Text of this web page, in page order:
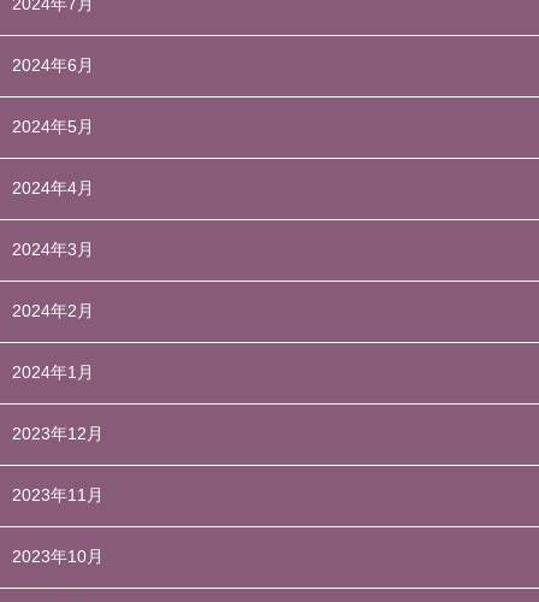
2024年7月
2024年6月
2024年5月
2024年4月
2024年3月
2024年2月
2024年1月
2023年12月
2023年11月
2023年10月